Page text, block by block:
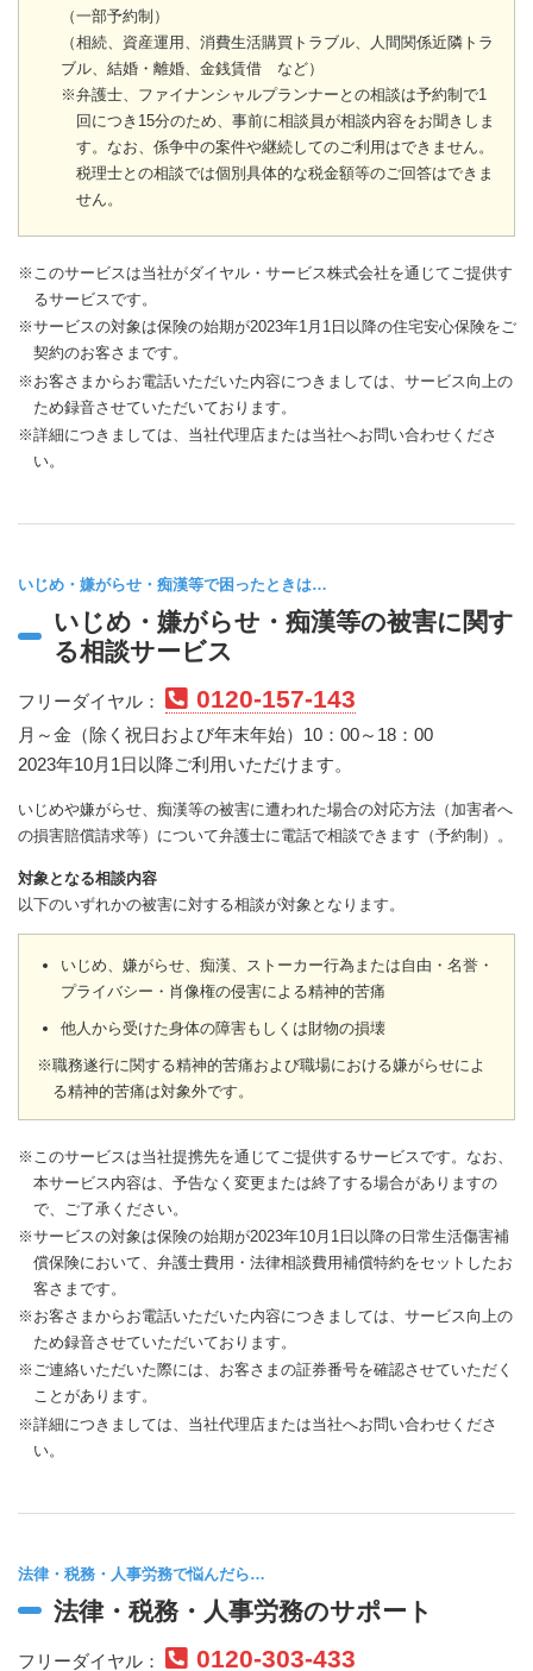
（一部予約制）
（相続、資産運用、消費生活購買トラブル、人間関係近隣トラ
ブル、結婚・離婚、金銭賃借 など）
※弁護士、ファイナンシャルプランナーとの相談は予約制で1
回につき15分のため、事前に相談員が相談内容をお聞きしま
す。なお、係争中の案件や継続してのご利用はできません。
税理士との相談では個別具体的な税金額等のご回答はできま
せん。
※このサービスは当社がダイヤル・サービス株式会社を通じてご提供す
るサービスです。
※サービスの対象は保険の始期が2023年1月1日以降の住宅安心保険をご
契約のお客さまです。
※お客さまからお電話いただいた内容につきましては、サービス向上の
ため録音させていただいております。
※詳細につきましては、当社代理店または当社へお問い合わせくださ
い。
いじめ・嫌がらせ・痴漢等で困ったときは…
いじめ・嫌がらせ・痴漢等の被害に関す
る相談サービス
フリーダイヤル： 0120-157-143
月～金（除く祝日および年末年始）10：00～18：00
2023年10月1日以降ご利用いただけます。
いじめや嫌がらせ、痴漢等の被害に遭われた場合の対応方法（加害者へ
の損害賠償請求等）について弁護士に電話で相談できます（予約制）。
対象となる相談内容
以下のいずれかの被害に対する相談が対象となります。
いじめ、嫌がらせ、痴漢、ストーカー行為または自由・名誉・
プライバシー・肖像権の侵害による精神的苦痛
他人から受けた身体の障害もしくは財物の損壊
※職務遂行に関する精神的苦痛および職場における嫌がらせによ
る精神的苦痛は対象外です。
※このサービスは当社提携先を通じてご提供するサービスです。なお、
本サービス内容は、予告なく変更または終了する場合がありますの
で、ご了承ください。
※サービスの対象は保険の始期が2023年10月1日以降の日常生活傷害補
償保険において、弁護士費用・法律相談費用補償特約をセットしたお
客さまです。
※お客さまからお電話いただいた内容につきましては、サービス向上の
ため録音させていただいております。
※ご連絡いただいた際には、お客さまの証券番号を確認させていただく
ことがあります。
※詳細につきましては、当社代理店または当社へお問い合わせくださ
い。
法律・税務・人事労務で悩んだら…
法律・税務・人事労務のサポート
フリーダイヤル： 0120-303-433